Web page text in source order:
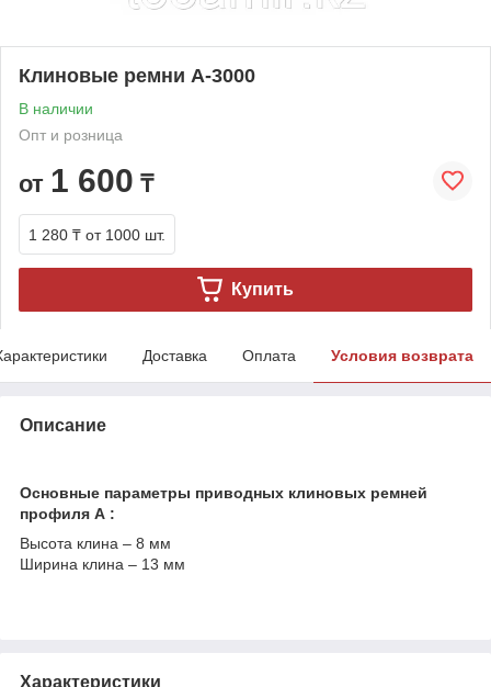
Клиновые ремни А-3000
В наличии
Опт и розница
от 1 600 ₸
1 280 ₸ от 1000 шт.
Купить
Доставка Оплата Условия возврата
Описание
Основные параметры приводных клиновых ремней
профиля А :
Высота клина – 8 мм
Ширина клина – 13 мм
Характеристики